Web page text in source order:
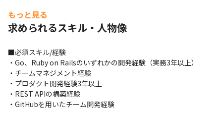
もっと見る
求められるスキル・人物像
■必須スキル/経験
・Go、Ruby on Railsのいずれかの開発経験（実務3年以上）
・チームマネジメント経験
・プロダクト開発経験3年以上
・REST APIの構築経験
・GitHubを用いたチーム開発経験